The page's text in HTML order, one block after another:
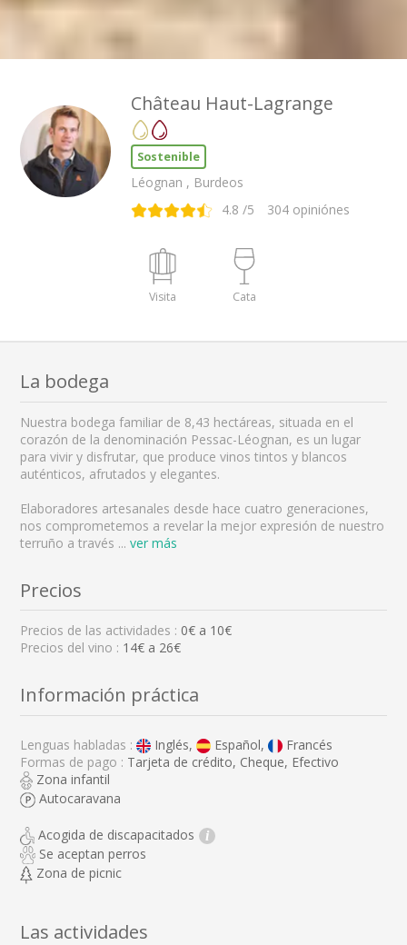
Château Haut-Lagrange
Sostenible
Léognan , Burdeos
4.8 /5 304 opiniónes
Visita Cata
La bodega
Nuestra bodega familiar de 8,43 hectáreas, situada en el
corazón de la denominación Pessac-Léognan, es un lugar
para vivir y disfrutar, que produce vinos tintos y blancos
auténticos, afrutados y elegantes.
Elaboradores artesanales desde hace cuatro generaciones,
nos comprometemos a revelar la mejor expresión de nuestro
terruño a través ... ver más
Precios
Precios de las actividades : 0€ a 10€
Precios del vino : 14€ a 26€
Información práctica
Lenguas habladas : Inglés, Español,
Francés
Formas de pago : Tarjeta de crédito, Cheque, Efectivo
Zona infantil
Autocaravana
Acogida de discapacitados i
Se aceptan perros
Zona de picnic
Las actividades